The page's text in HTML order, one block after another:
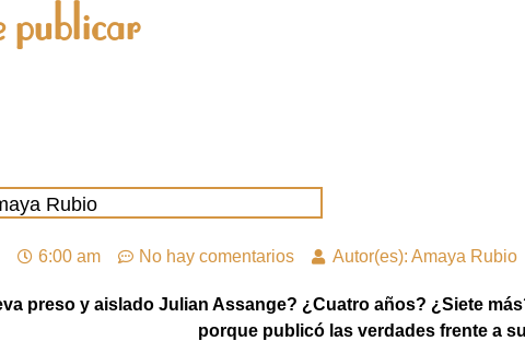
publicar
Rubio
6:00 am No hay comentarios Autor(es): Amaya Rubio
preso y aislado Julian Assange? ¿Cuatro años? ¿Siete
porque publicó las verdades frente a